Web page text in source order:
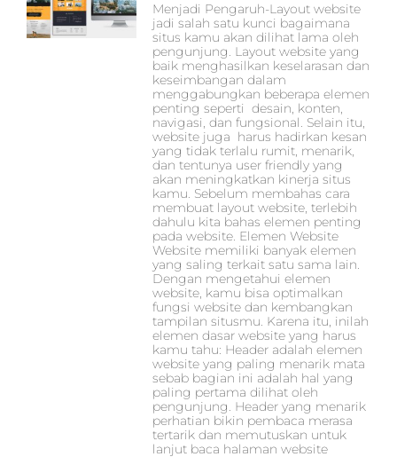
Menjadi Pengaruh-Layout website
jadi salah satu kunci bagaimana
situs kamu akan dilihat lama oleh
pengunjung. Layout website yang
baik menghasilkan keselarasan dan
keseimbangan dalam
menggabungkan beberapa elemen
penting seperti desain, konten,
navigasi, dan fungsional. Selain itu,
website juga harus hadirkan kesan
yang tidak terlalu rumit, menarik,
dan tentunya user friendly yang
akan meningkatkan kinerja situs
kamu. Sebelum membahas cara
membuat layout website, terlebih
dahulu kita bahas elemen penting
pada website. Elemen Website
Website memiliki banyak elemen
yang saling terkait satu sama lain.
Dengan mengetahui elemen
website, kamu bisa optimalkan
fungsi website dan kembangkan
tampilan situsmu. Karena itu, inilah
elemen dasar website yang harus
kamu tahu: Header adalah elemen
website yang paling menarik mata
sebab bagian ini adalah hal yang
paling pertama dilihat oleh
pengunjung. Header yang menarik
perhatian bikin pembaca merasa
tertarik dan memutuskan untuk
lanjut baca halaman website